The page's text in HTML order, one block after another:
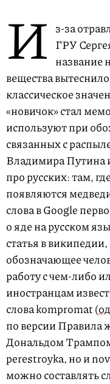
И з-за
ГРУ
название
вещества
классическое
«новичок» стал
используют при
связанных с
Владимира Путина
про русских: там,
появляются
слова в Google
о яде на русском
статья в
обозначающее
работу с чем-либо
иностранцам
слова kompromat (
по версии Правила
Дональдом
perestroyka, но и
можно составлять